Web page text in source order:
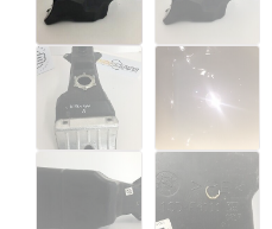
Note Generali
Carrello
Contatti